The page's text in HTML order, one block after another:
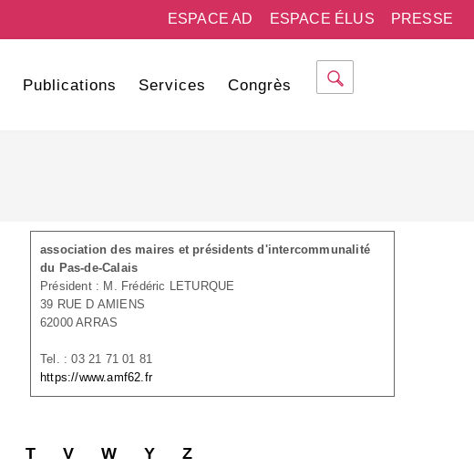
PRESSE
ESPACE ÉLUS
ESPACE AD
Publications Services Congrès
association des maires et présidents d'intercommunalité
du Pas-de-Calais
Président : M. Frédéric LETURQUE
39 RUE D AMIENS
62000 ARRAS
Tel. : 03 21 71 01 81
https://www.amf62.fr
T V W Y Z